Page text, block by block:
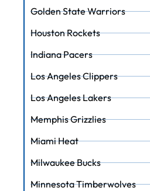
Golden State Warriors
Houston Rockets
Indiana Pacers
Los Angeles Clippers
Los Angeles Lakers
Memphis Grizzlies
Miami Heat
Milwaukee Bucks
Minnesota Timberwolves